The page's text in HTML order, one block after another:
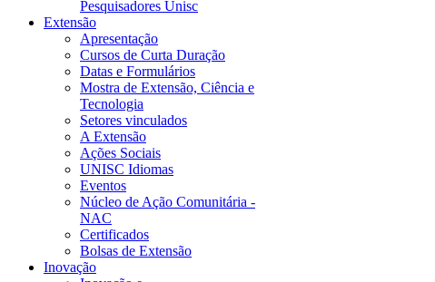
Pesquisadores Unisc
Extensão
Apresentação
Cursos de Curta Duração
Datas e Formulários
Mostra de Extensão, Ciência e
Tecnologia
Setores vinculados
A Extensão
Ações Sociais
UNISC Idiomas
Eventos
Núcleo de Ação Comunitária -
NAC
Certificados
Bolsas de Extensão
Inovação